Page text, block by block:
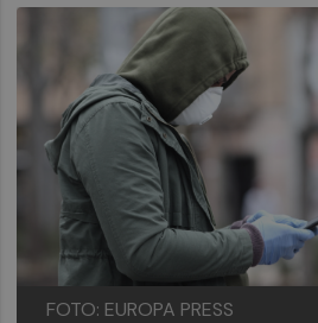
FOTO: EUROPA PRESS